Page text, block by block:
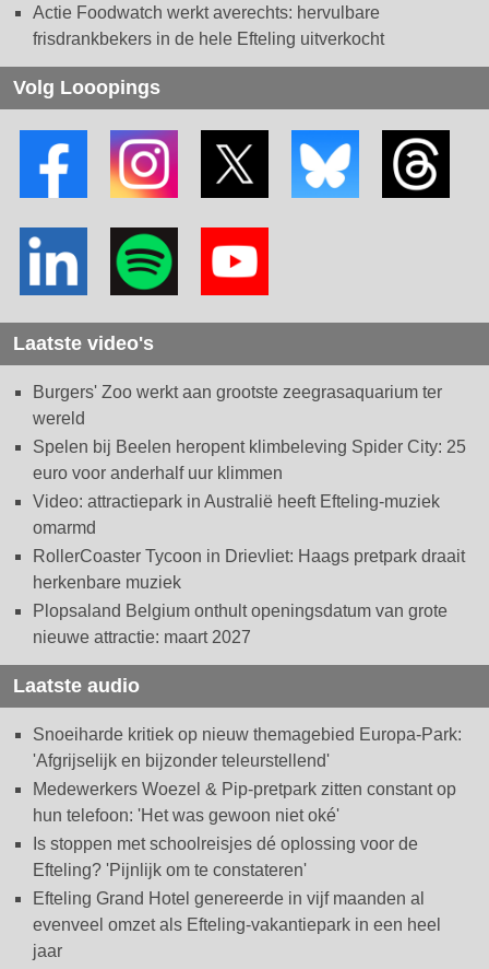
Actie Foodwatch werkt averechts: hervulbare
frisdrankbekers in de hele Efteling uitverkocht
Volg Looopings
Laatste video's
Burgers' Zoo werkt aan grootste zeegrasaquarium ter
wereld
Spelen bij Beelen heropent klimbeleving Spider City: 25
euro voor anderhalf uur klimmen
Video: attractiepark in Australië heeft Efteling-muziek
omarmd
RollerCoaster Tycoon in Drievliet: Haags pretpark draait
herkenbare muziek
Plopsaland Belgium onthult openingsdatum van grote
nieuwe attractie: maart 2027
Laatste audio
Snoeiharde kritiek op nieuw themagebied Europa-Park:
'Afgrijselijk en bijzonder teleurstellend'
Medewerkers Woezel & Pip-pretpark zitten constant op
hun telefoon: 'Het was gewoon niet oké'
Is stoppen met schoolreisjes dé oplossing voor de
Efteling? 'Pijnlijk om te constateren'
Efteling Grand Hotel genereerde in vijf maanden al
evenveel omzet als Efteling-vakantiepark in een heel
jaar